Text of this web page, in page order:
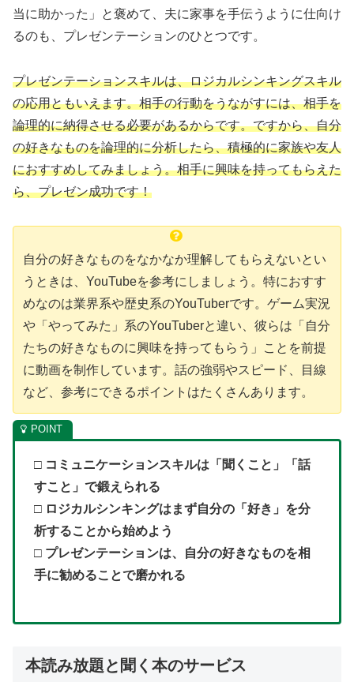
当に助かった」と褒めて、夫に家事を手伝うように仕向け
るのも、プレゼンテーションのひとつです。
プレゼンテーションスキルは、ロジカルシンキングスキル
の応用ともいえます。相手の行動をうながすには、相手を
論理的に納得させる必要があるからです。ですから、自分
の好きなものを論理的に分析したら、積極的に家族や友人
におすすめしてみましょう。相手に興味を持ってもらえた
ら、プレゼン成功です！
自分の好きなものをなかなか理解してもらえないとい
うときは、YouTubeを参考にしましょう。特におすす
めなのは業界系や歴史系のYouTuberです。ゲーム実況
や「やってみた」系のYouTuberと違い、彼らは「自分
たちの好きなものに興味を持ってもらう」ことを前提
に動画を制作しています。話の強弱やスピード、目線
など、参考にできるポイントはたくさんあります。
□ コミュニケーションスキルは「聞くこと」「話
すこと」で鍛えられる
□ ロジカルシンキングはまず自分の「好き」を分
析することから始めよう
□ プレゼンテーションは、自分の好きなものを相
手に勧めることで磨かれる
本読み放題と聞く本のサービス